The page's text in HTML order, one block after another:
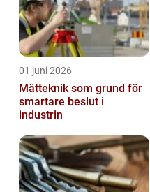
01 juni 2026
Mätteknik som grund för
smartare beslut i
industrin